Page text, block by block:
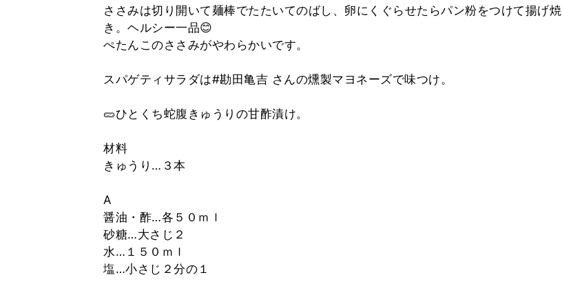
ささみは切り開いて麺棒でたたいてのばし、卵にくぐらせたらパン粉をつけて揚げ焼
き。ヘルシー一品😊
ぺたんこのささみがやわらかいです。
スパゲティサラダは#勘田亀吉 さんの燻製マヨネーズで味つけ。
🥒ひとくち蛇腹きゅうりの甘酢漬け。
材料
きゅうり…３本
A
醤油・酢…各５０ｍｌ
砂糖…大さじ２
水…１５０ｍｌ
塩…小さじ２分の１